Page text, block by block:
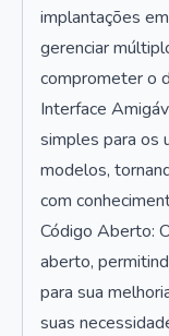
implantações
gerenciar
comprometer o
Interface
simples para os
modelos,
com
Código Aberto:
aberto,
para sua
suas